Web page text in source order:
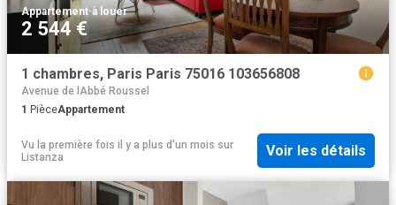
Appartement·à louer
2 544 €
1 chambres, Paris Paris 75016 103656808
Avenue de lAbbé Roussel
1 PièceAppartement
Vu la première fois il y a plus d'un mois sur
Listanza
Voir les détails